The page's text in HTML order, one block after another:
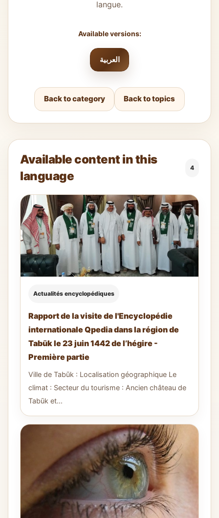
langue.
Available versions:
العربية
Back to category Back to topics
Available content in this
language
4
Actualités encyclopédiques
Rapport de la visite de l'Encyclopédie
internationale Qpedia dans la région de
Tabūk le 23 juin 1442 de l’hégire -
Première partie
Ville de Tabūk : Localisation géographique Le
climat : Secteur du tourisme : Ancien château de
Tabūk et...